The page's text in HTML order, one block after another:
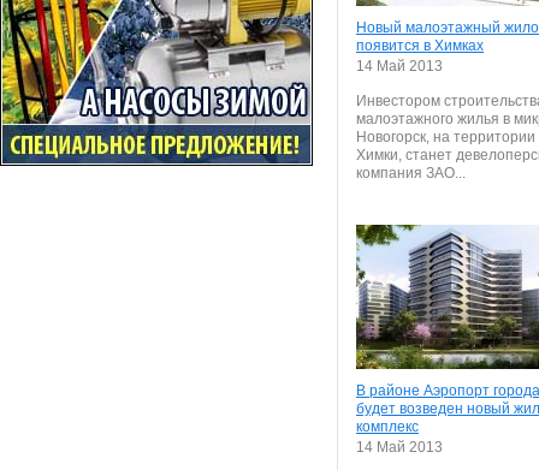
Новый малоэтажный
появится в Химках
14 Май 2013
Инвестором
малоэтажного жилья в
Новогорск, на территории
Химки, станет
компания ЗАО...
В районе Аэропорт
будет возведен новый
комплекс
14 Май 2013